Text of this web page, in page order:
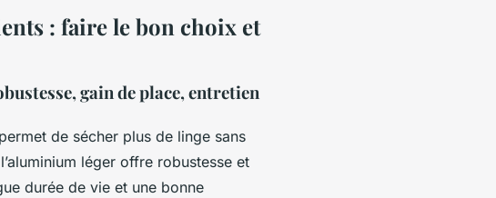
: faire le bon choix et
gain de place, entretien
permet de sécher plus de linge sans
léger offre robustesse et
durée de vie et une bonne